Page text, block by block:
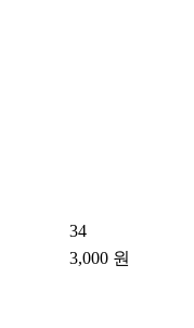
34
3,000 원